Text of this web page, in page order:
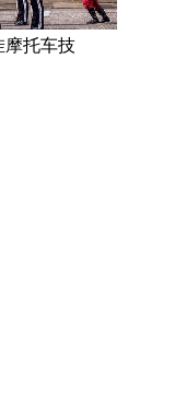
摩托车技